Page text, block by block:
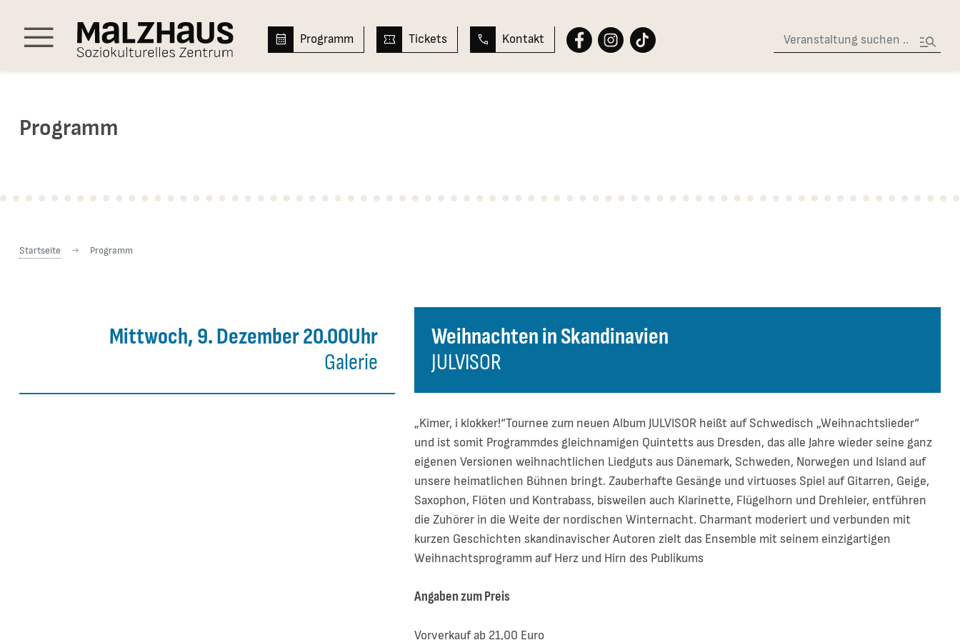
Programm Tickets Kontakt Suche
Hauptnavigation
Menü
Programm
Sie sind hier:
Startseite Programm
Mittwoch, 9. Dezember 20.00Uhr
Galerie
Weihnachten in Skandinavien
JULVISOR
„Kimer, i klokker!“Tournee zum neuen Album JULVISOR heißt auf Schwedisch „Weihnachtslieder“
und ist somit Programmdes gleichnamigen Quintetts aus Dresden, das alle Jahre wieder seine ganz
eigenen Versionen weihnachtlichen Liedguts aus Dänemark, Schweden, Norwegen und Island auf
unsere heimatlichen Bühnen bringt. Zauberhafte Gesänge und virtuoses Spiel auf Gitarren, Geige,
Saxophon, Flöten und Kontrabass, bisweilen auch Klarinette, Flügelhorn und Drehleier, entführen
die Zuhörer in die Weite der nordischen Winternacht. Charmant moderiert und verbunden mit
kurzen Geschichten skandinavischer Autoren zielt das Ensemble mit seinem einzigartigen
Weihnachtsprogramm auf Herz und Hirn des Publikums
Angaben zum Preis
Vorverkauf ab 21,00 Euro